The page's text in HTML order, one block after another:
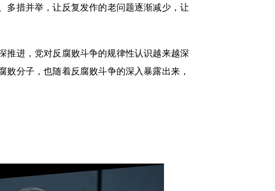
多措并举，让反复发作的老问题逐渐减少，让
进，党对反腐败斗争的规律性认识越来越深
分子，也随着反腐败斗争的深入暴露出来，